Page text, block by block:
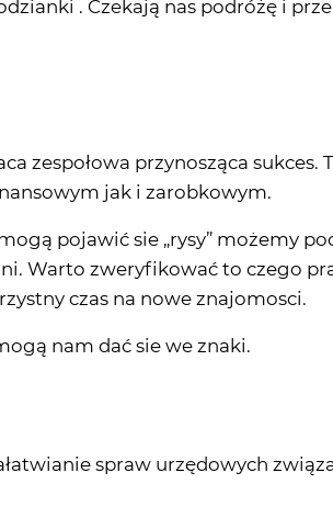
. Czekają nas podróżę i
zespołowa przynosząca sukces.
jak i zarobkowym.
pojawić sie „rysy” możemy
Warto zweryfikować to czego
czas na nowe znajomosci.
nam dać sie we znaki.
spraw urzędowych